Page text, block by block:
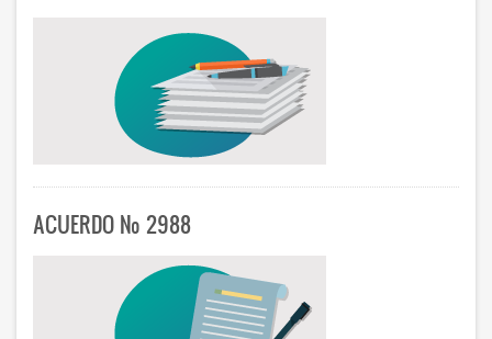
ACUERDO Nº 2988